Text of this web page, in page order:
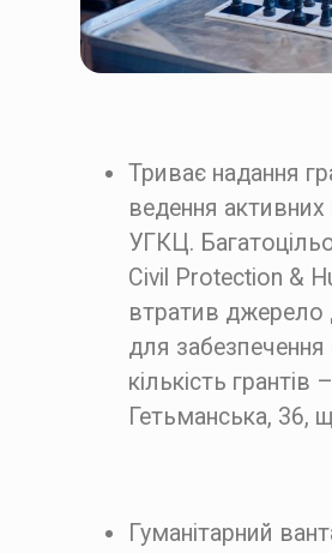
Триває надання
ведення
УГКЦ.
Civil Protection &
втратив джерело
для забезпечення
кількість
Гетьманська, 36,
Гуманітарний